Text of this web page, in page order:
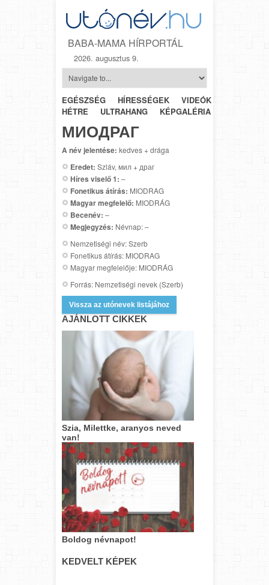
BABA-MAMA HÍRPORTÁL
2026. augusztus 9.
EGÉSZSÉG HÍRESSÉGEK VIDEÓK
HÉTRŐL-
HÉTRE
ULTRAHANG KÉPGALÉRIA
МИОДРАГ
A név jelentése: kedves + drága
Eredet: Szláv, мил + драг
Híres viselő 1: –
Fonetikus átírás: MIODRAG
Magyar megfelelő: MIODRÁG
Becenév: –
Megjegyzés: Névnap: –
Nemzetiségi név: Szerb
Fonetikus átírás: MIODRAG
Magyar megfelelője: MIODRÁG
Forrás: Nemzetiségi nevek (Szerb)
Vissza az utónevek listájához
AJÁNLOTT CIKKEK
Szia, Milettke, aranyos neved
van!
Boldog névnapot!
KEDVELT KÉPEK